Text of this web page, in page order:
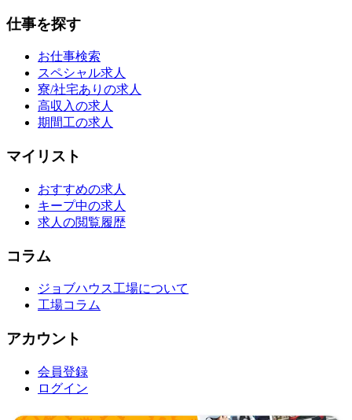
仕事を探す
お仕事検索
スペシャル求人
寮/社宅ありの求人
高収入の求人
期間工の求人
マイリスト
おすすめの求人
キープ中の求人
求人の閲覧履歴
コラム
ジョブハウス工場について
工場コラム
アカウント
会員登録
ログイン